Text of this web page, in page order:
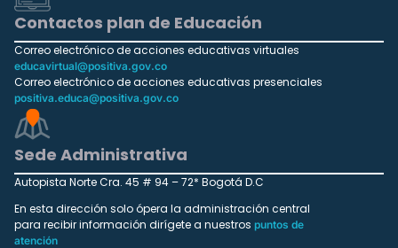
Contactos plan de Educación
Correo electrónico de acciones educativas virtuales
educavirtual@positiva.gov.co
Correo electrónico de acciones educativas presenciales
positiva.educa@positiva.gov.co
Sede Administrativa
Autopista Norte Cra. 45 # 94 – 72* Bogotá D.C
En esta dirección solo ópera la administración central
para recibir información dirígete a nuestros puntos de
atención